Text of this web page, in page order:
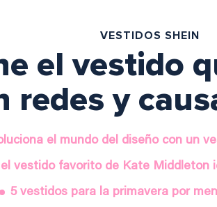
VESTIDOS SHEIN
el vestido
redes y
el mundo del diseño con un
vestido favorito de Kate Middleton
5 vestidos para la primavera por